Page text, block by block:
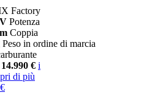
Factory
Potenza
Coppia
Peso in ordine di marcia
€ i
di più